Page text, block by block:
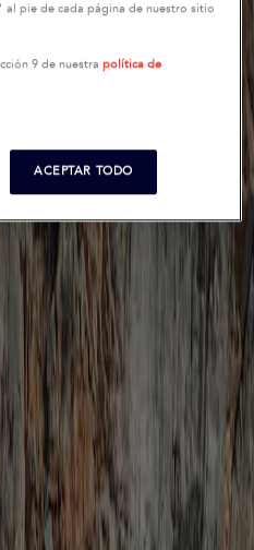
al pie de cada página de nuestro sitio
9 de nuestrapolítica de
ACEPTAR TODO